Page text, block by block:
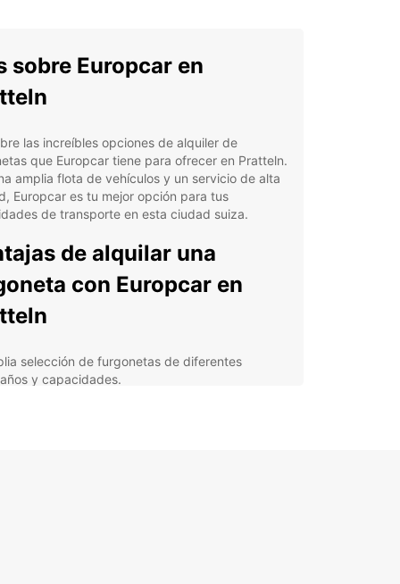
sobre Europcar en
las increíbles opciones de alquiler de
que Europcar tiene para ofrecer en Pratteln.
amplia flota de vehículos y un servicio de alta
Europcar es tu mejor opción para tus
de transporte en esta ciudad suiza.
de alquilar una
con Europcar en
selección de furgonetas de diferentes
y capacidades.